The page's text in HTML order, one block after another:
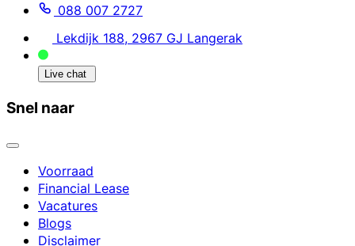
088 007 2727
Lekdijk 188, 2967 GJ Langerak
Live chat
Snel naar
Voorraad
Financial Lease
Vacatures
Blogs
Disclaimer